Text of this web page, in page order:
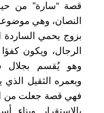
قصة “سارة” من
النصان، وهي
بزوج يحمي الساردة
الرجال، ويكون
وهو يُقسم بجلال
وبعمره الثقيل
فهي قصة جعلت من